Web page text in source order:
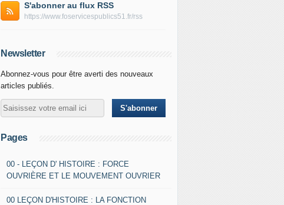
S'abonner au flux RSS
https://www.foservicespublics51.fr/rss
Newsletter
Abonnez-vous pour être averti des nouveaux
articles publiés.
Pages
00 - LEÇON D' HISTOIRE : FORCE
OUVRIÈRE ET LE MOUVEMENT OUVRIER
00 LEÇON D'HISTOIRE : LA FONCTION